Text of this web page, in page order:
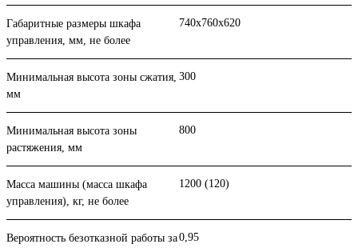
Габаритные размеры шкафа
управления, мм, не более
740х760х620
Минимальная высота зоны сжатия,
мм
300
Минимальная высота зоны
растяжения, мм
800
Масса машины (масса шкафа
управления), кг, не более
1200 (120)
Вероятность безотказной работы за0,95